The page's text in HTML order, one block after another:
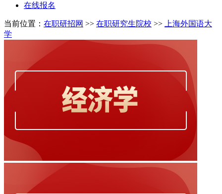
在线报名
当前位置： 在职研招网 >> 在职研究生院校 >>
上海外国语大
学